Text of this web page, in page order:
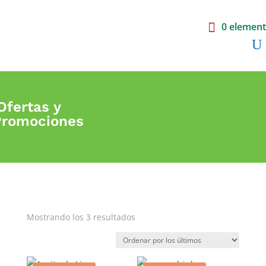
0
y
Mostrando los 3 resultadosOrdenado
los
últimos